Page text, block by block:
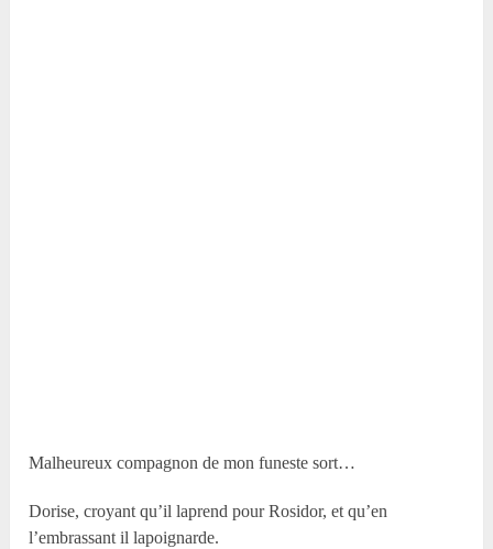
Malheureux compagnon de mon funeste sort…
Dorise, croyant qu’il laprend pour Rosidor, et qu’en
l’embrassant il lapoignarde.